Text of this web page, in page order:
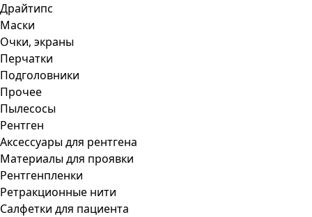
Драйтипс
Маски
Очки, экраны
Перчатки
Подголовники
Прочее
Пылесосы
Рентген
Аксессуары для рентгена
Материалы для проявки
Рентгенпленки
Ретракционные нити
Салфетки для пациента